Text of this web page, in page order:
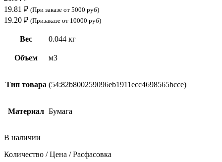
19.81 ₽ (При заказе от 5000 руб)
19.20 ₽ (Призаказе от 10000 руб)
Вес 0.044 кг
Объем м3
Тип товара (54:82b800259096eb1911ecc4698565bcce)
Материал Бумага
В наличии
Количество / Цена / Расфасовка